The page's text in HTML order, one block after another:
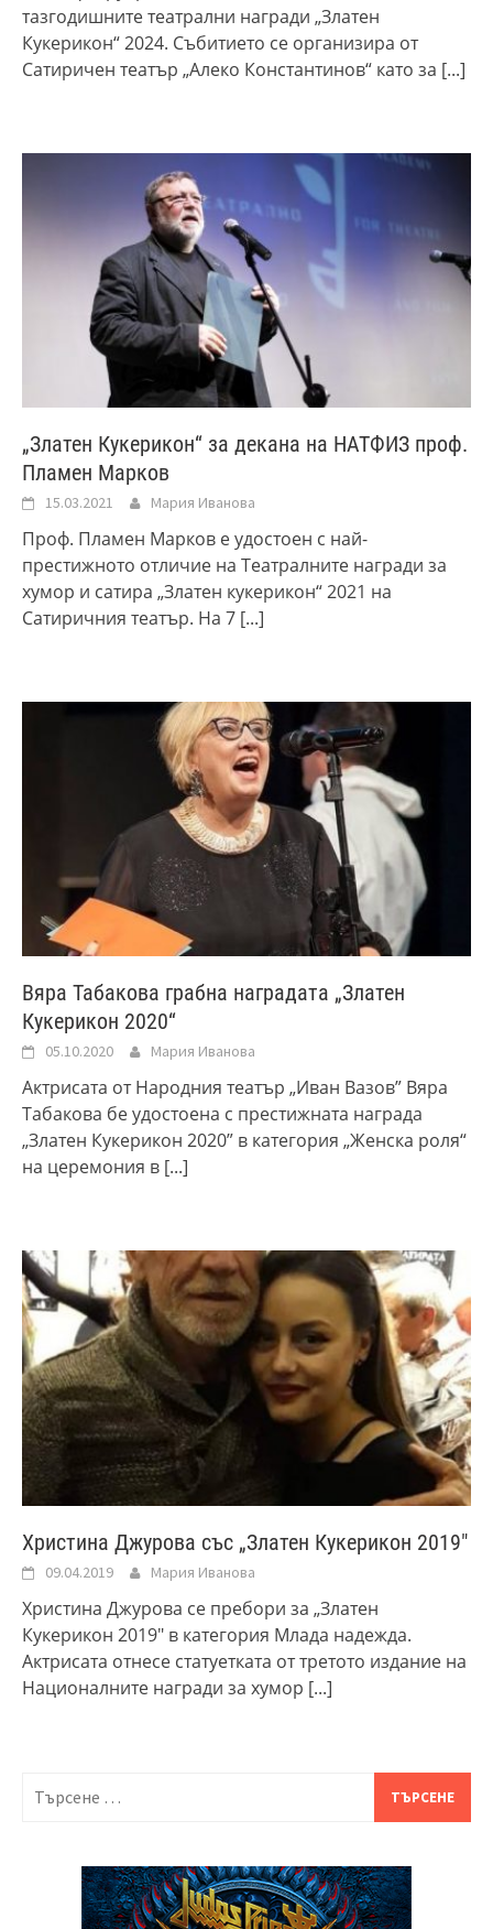
тазгодишните театрални награди „Златен
Кукерикон“ 2024. Събитието се организира от
Сатиричен театър „Алеко Константинов“ като за [...]
„Златен Кукерикон“ за декана на НАТФИЗ проф.
Пламен Марков
15.03.2021 Мария Иванова
Проф. Пламен Марков е удостоен с най-
престижното отличие на Театралните награди за
хумор и сатира „Златен кукерикон“ 2021 на
Сатиричния театър. На 7 [...]
Вяра Табакова грабна наградата „Златен
Кукерикон 2020“
05.10.2020 Мария Иванова
Актрисата от Народния театър „Иван Вазов” Вяра
Табакова бе удостоена с престижната награда
„Златен Кукерикон 2020” в категория „Женска роля“
на церемония в [...]
Христина Джурова със „Златен Кукерикон 2019″
09.04.2019 Мария Иванова
Христина Джурова се пребори за „Златен
Кукерикон 2019″ в категория Млада надежда.
Актрисата отнесе статуетката от третото издание на
Националните награди за хумор [...]
Търсене
за: